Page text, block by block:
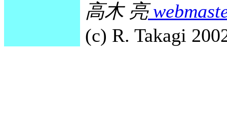
高木 亮
(c) R. Takagi